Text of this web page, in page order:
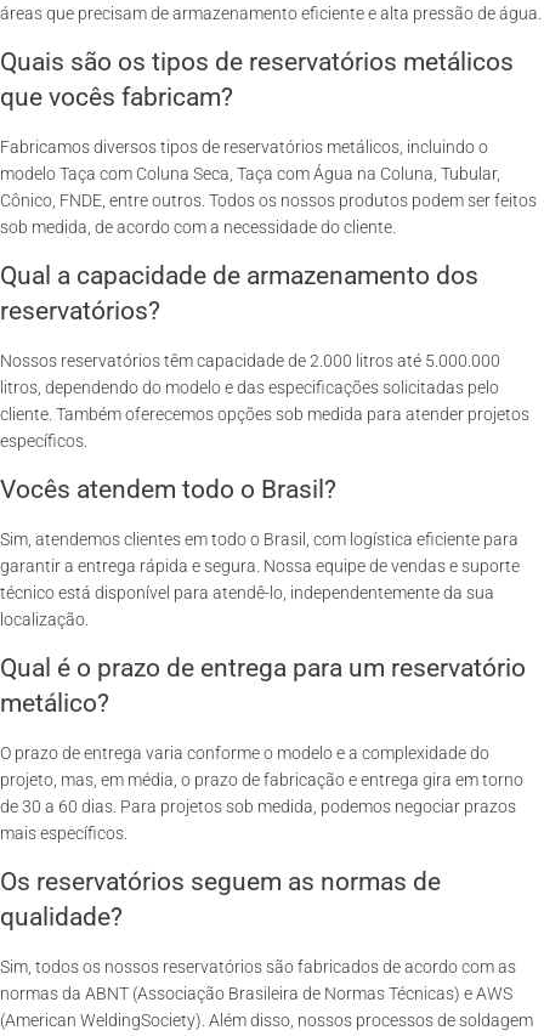
áreas que precisam de armazenamento eficiente e alta pressão de água.
Quais são os tipos de reservatórios metálicos
que vocês fabricam?
Fabricamos diversos tipos de reservatórios metálicos, incluindo o
modelo Taça com Coluna Seca, Taça com Água na Coluna, Tubular,
Cônico, FNDE, entre outros. Todos os nossos produtos podem ser feitos
sob medida, de acordo com a necessidade do cliente.
Qual a capacidade de armazenamento dos
reservatórios?
Nossos reservatórios têm capacidade de 2.000 litros até 5.000.000
litros, dependendo do modelo e das especificações solicitadas pelo
cliente. Também oferecemos opções sob medida para atender projetos
específicos.
Vocês atendem todo o Brasil?
Sim, atendemos clientes em todo o Brasil, com logística eficiente para
garantir a entrega rápida e segura. Nossa equipe de vendas e suporte
técnico está disponível para atendê-lo, independentemente da sua
localização.
Qual é o prazo de entrega para um reservatório
metálico?
O prazo de entrega varia conforme o modelo e a complexidade do
projeto, mas, em média, o prazo de fabricação e entrega gira em torno
de 30 a 60 dias. Para projetos sob medida, podemos negociar prazos
mais específicos.
Os reservatórios seguem as normas de
qualidade?
Sim, todos os nossos reservatórios são fabricados de acordo com as
normas da ABNT (Associação Brasileira de Normas Técnicas) e AWS
(American WeldingSociety). Além disso, nossos processos de soldagem